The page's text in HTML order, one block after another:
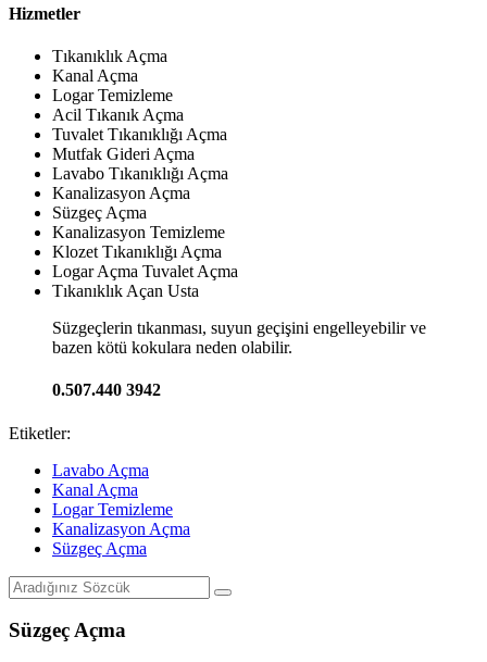
Hizmetler
Tıkanıklık Açma
Kanal Açma
Logar Temizleme
Acil Tıkanık Açma
Tuvalet Tıkanıklığı Açma
Mutfak Gideri Açma
Lavabo Tıkanıklığı Açma
Kanalizasyon Açma
Süzgeç Açma
Kanalizasyon Temizleme
Klozet Tıkanıklığı Açma
Logar Açma Tuvalet Açma
Tıkanıklık Açan Usta
Süzgeçlerin tıkanması, suyun geçişini engelleyebilir ve
bazen kötü kokulara neden olabilir.
0.507.440 3942
Etiketler:
Lavabo Açma
Kanal Açma
Logar Temizleme
Kanalizasyon Açma
Süzgeç Açma
Süzgeç Açma